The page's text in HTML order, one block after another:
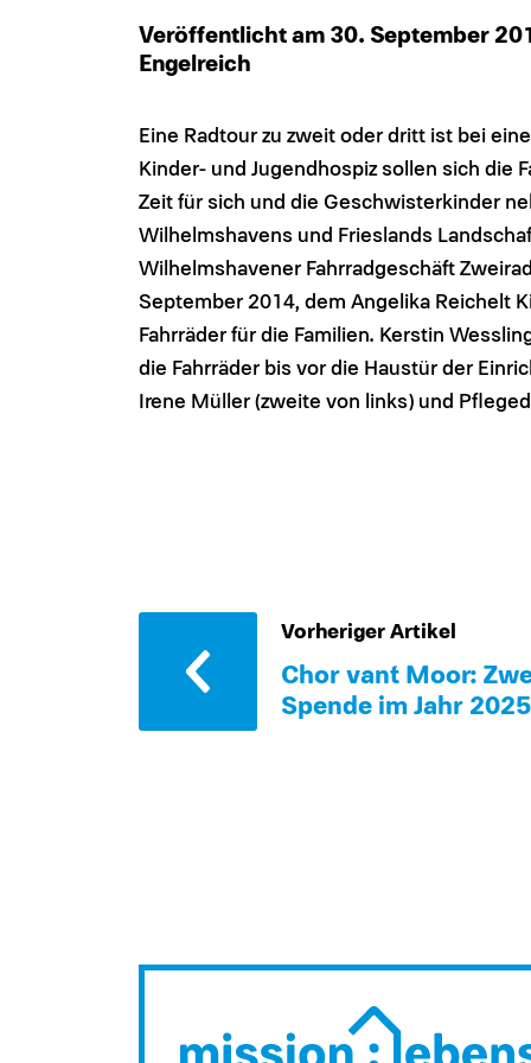
Veröffentlicht am 30. September
Engelreich
Eine Radtour zu zweit oder dritt ist bei
Kinder- und Jugendhospiz sollen sich die
Zeit für sich und die Geschwisterkinder
Wilhelmshavens und Frieslands
Wilhelmshavener Fahrradgeschäft
September 2014, dem Angelika Reichelt
Fahrräder für die Familien. Kerstin
die Fahrräder bis vor die Haustür der
Irene Müller (zweite von links) und
Vorheriger Artikel
Chor van´t Moor:
Spende im Jahr 2025